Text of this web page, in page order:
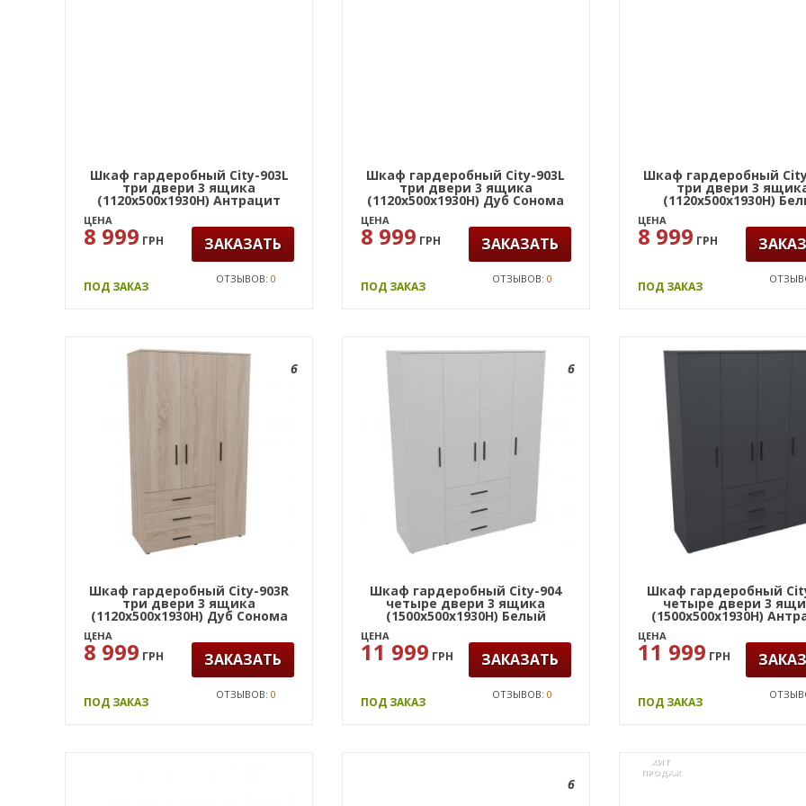
Шкаф гардеробный City-903L
три двери 3 ящика
(1120х500х1930Н) Антрацит
ЦЕНА
8 999 ГРН ЗАКАЗАТЬ
ПОД ЗАКАЗ
ОТЗЫВОВ: 0
Шкаф гардеробный City-903L
три двери 3 ящика
(1120х500х1930Н) Дуб Сонома
ЦЕНА
8 999 ГРН ЗАКАЗАТЬ
ПОД ЗАКАЗ
ОТЗЫВОВ:0
Шкаф гардеробный
три двери 3
(1120х500х1930Н)
ЦЕНА
8 999 ГРН
ПОД ЗАКАЗ
6
Шкаф гардеробный City-903R
три двери 3 ящика
(1120х500х1930Н) Дуб Сонома
ЦЕНА
8 999 ГРН ЗАКАЗАТЬ
ПОД ЗАКАЗ
ОТЗЫВОВ: 0
6
Шкаф гардеробный City-904
четыре двери 3 ящика
(1500х500х1930Н) Белый
ЦЕНА
11 999 ГРН ЗАКАЗАТЬ
ПОД ЗАКАЗ
ОТЗЫВОВ:0
Шкаф гардеробный
четыре двери 3
(1500х500х1930Н)
ЦЕНА
11 999 ГРН
ПОД ЗАКАЗ
6
ХИТ
ПРОДАЖ